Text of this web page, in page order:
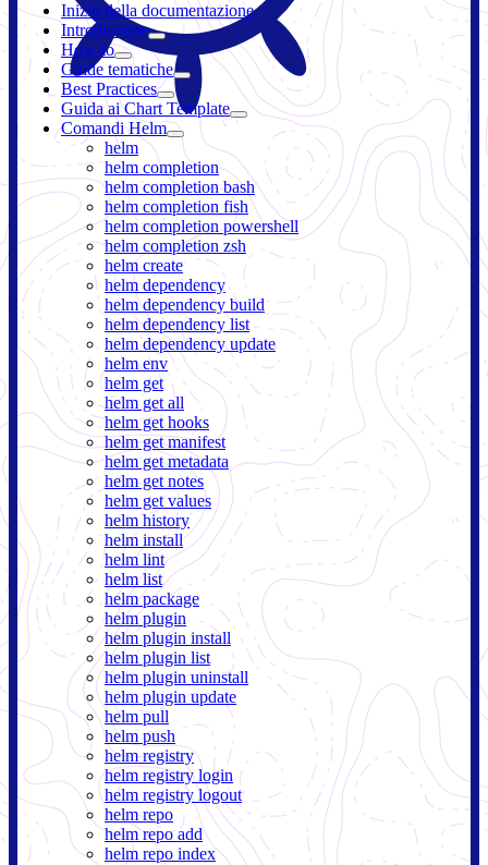
Inizio della documentazione
Introduzione
How-to
Guide tematiche
Best Practices
Guida ai Chart Template
Comandi Helm
helm
helm completion
helm completion bash
helm completion fish
helm completion powershell
helm completion zsh
helm create
helm dependency
helm dependency build
helm dependency list
helm dependency update
helm env
helm get
helm get all
helm get hooks
helm get manifest
helm get metadata
helm get notes
helm get values
helm history
helm install
helm lint
helm list
helm package
helm plugin
helm plugin install
helm plugin list
helm plugin uninstall
helm plugin update
helm pull
helm push
helm registry
helm registry login
helm registry logout
helm repo
helm repo add
helm repo index